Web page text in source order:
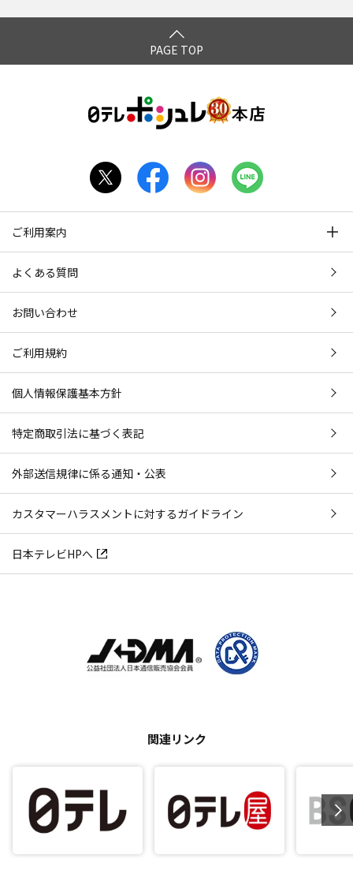
PAGE TOP
ご利用案内
よくある質問
お問い合わせ
ご利用規約
個人情報保護基本方針
特定商取引法に基づく表記
外部送信規律に係る通知・公表
カスタマーハラスメントに対するガイドライン
日本テレビHPへ
関連リンク